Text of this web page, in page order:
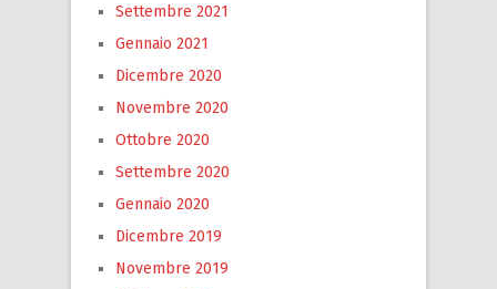
Settembre 2021
Gennaio 2021
Dicembre 2020
Novembre 2020
Ottobre 2020
Settembre 2020
Gennaio 2020
Dicembre 2019
Novembre 2019